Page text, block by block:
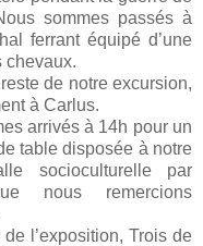
sommes passés à
ferrant équipé d’une
chevaux.
de notre excursion,
à Carlus.
arrivés à 14h pour un
table disposée à notre
socioculturelle par
nous remercions
l’exposition, Trois de